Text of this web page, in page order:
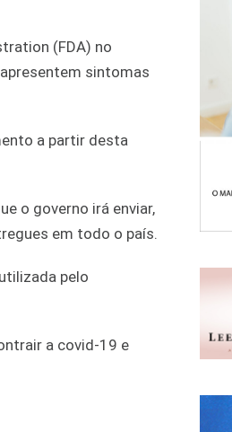
(FDA) no
sintomas
a partir desta
o governo irá enviar,
em todo o país.
pelo
a covid-19 e